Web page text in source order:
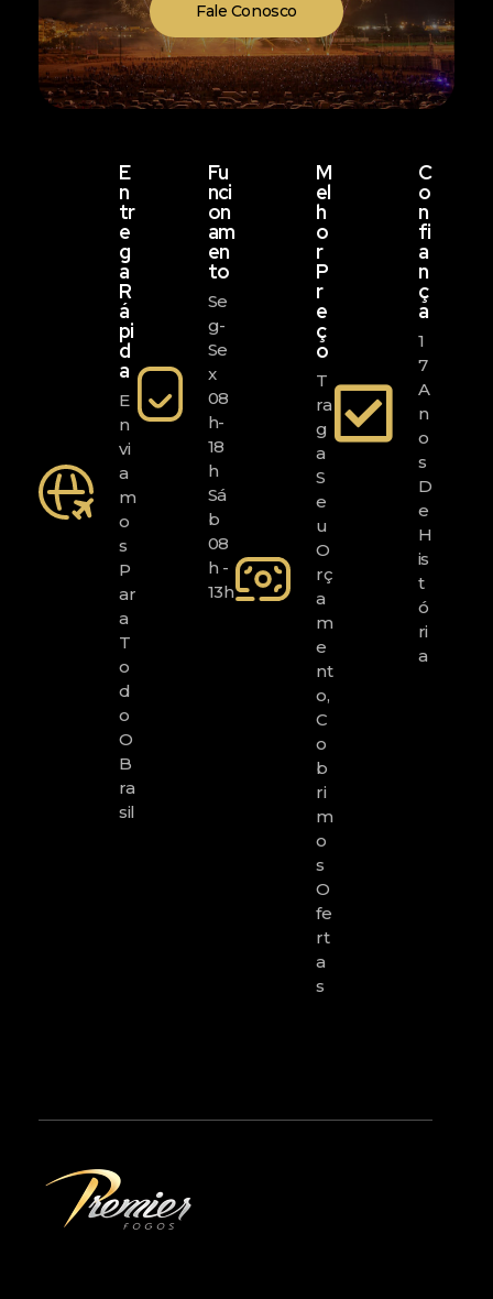
Fale Conosco
E
N
Tr
E
G
A
R
Á
Pi
D
A
E
N
Vi
A
M
O
S
P
Ar
A
T
O
D
O
O
B
Ra
Sil
Fu
Nci
On
Am
En
To
Se
G-
Se
X
08
H-
18
H
Sá
B
08
H -
13h
M
El
H
O
R
P
R
E
Ç
O
T
Ra
G
A
S
E
U
O
Rç
A
M
E
Nt
O,
C
O
B
Ri
M
O
S
O
Fe
Rt
A
S
C
O
N
Fi
A
N
Ç
A
1
7
A
N
O
S
D
E
H
Is
T
Ó
Ri
A